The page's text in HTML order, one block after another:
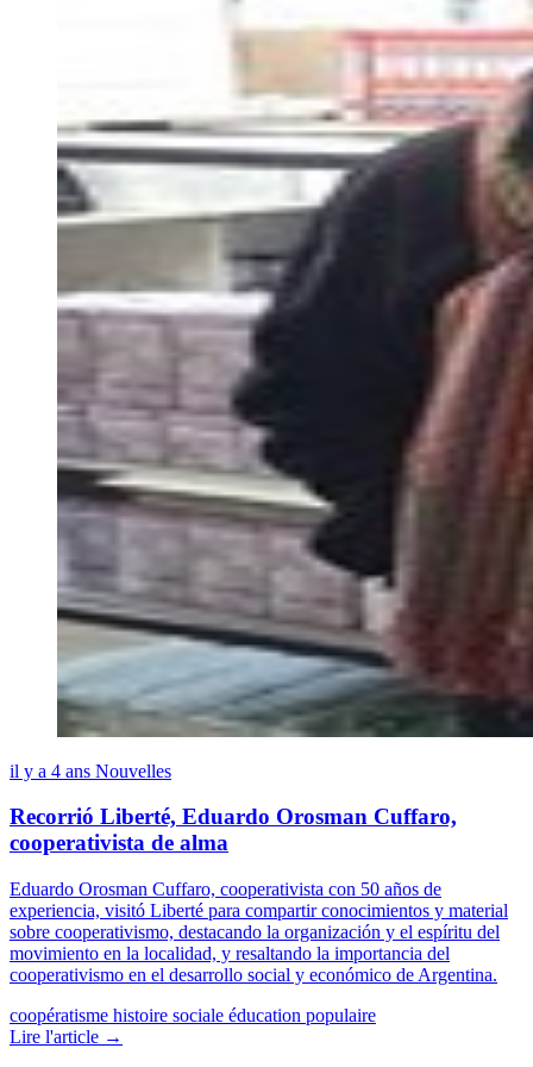
il y a 4 ans Nouvelles
Recorrió Liberté, Eduardo Orosman Cuffaro,
cooperativista de alma
Eduardo Orosman Cuffaro, cooperativista con 50 años de
experiencia, visitó Liberté para compartir conocimientos y material
sobre cooperativismo, destacando la organización y el espíritu del
movimiento en la localidad, y resaltando la importancia del
cooperativismo en el desarrollo social y económico de Argentina.
coopératisme histoire sociale éducation populaire
Lire l'article →